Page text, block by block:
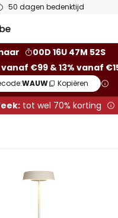
50 dagen bedenktijd
00D 16U 47M 52S
vanaf €99 & 13% vanaf
WAUW Kopiëren
tot wel 70% korting